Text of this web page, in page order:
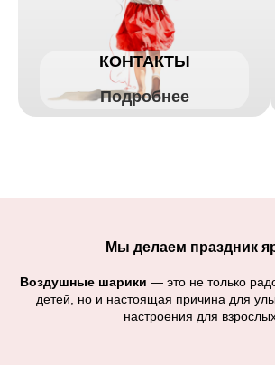
КОНТАКТЫ
Подробнее
Мы делаем праздник
Воздушные шарики — это не только
детей, но и настоящая причина для
настроения для